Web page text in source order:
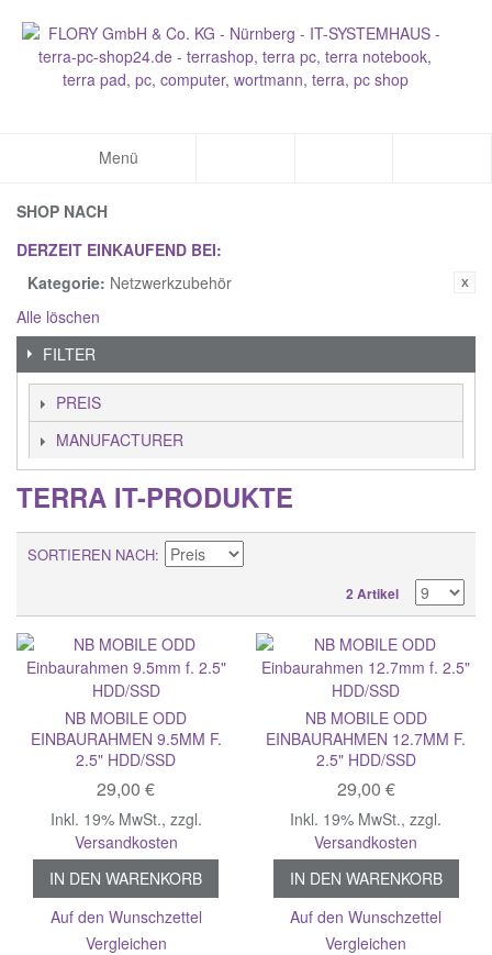
Menü
SHOP NACH
DERZEIT EINKAUFEND BEI:
Kategorie: Netzwerkzubehör
Alle löschen
FILTER
PREIS
MANUFACTURER
TERRA IT-PRODUKTE
SORTIEREN NACH
2 Artikel
NB MOBILE ODD
EINBAURAHMEN 9.5MM F.
2.5" HDD/SSD
29,00 €
Inkl. 19% MwSt., zzgl.
Versandkosten
IN DEN WARENKORB
Auf den Wunschzettel
Vergleichen
NB MOBILE ODD
EINBAURAHMEN 12.7MM F.
2.5" HDD/SSD
29,00 €
Inkl. 19% MwSt.,zzgl.
Versandkosten
IN DEN WARENKORB
Auf den Wunschzettel
Vergleichen